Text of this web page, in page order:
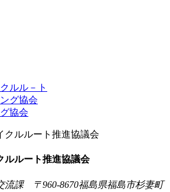
ルル－ト
グ協会
協会
ルルート推進協議会
流課
〒960-8670福島県福島市杉妻町